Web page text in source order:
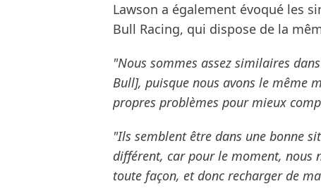
Lawson a également évoqué les
Bull Racing, qui dispose de la
"Nous sommes assez similaires
Bull], puisque nous avons le même
propres problèmes pour mieux
"Ils semblent être dans une bonne
différent, car pour le moment, nous
toute façon, et donc recharger de